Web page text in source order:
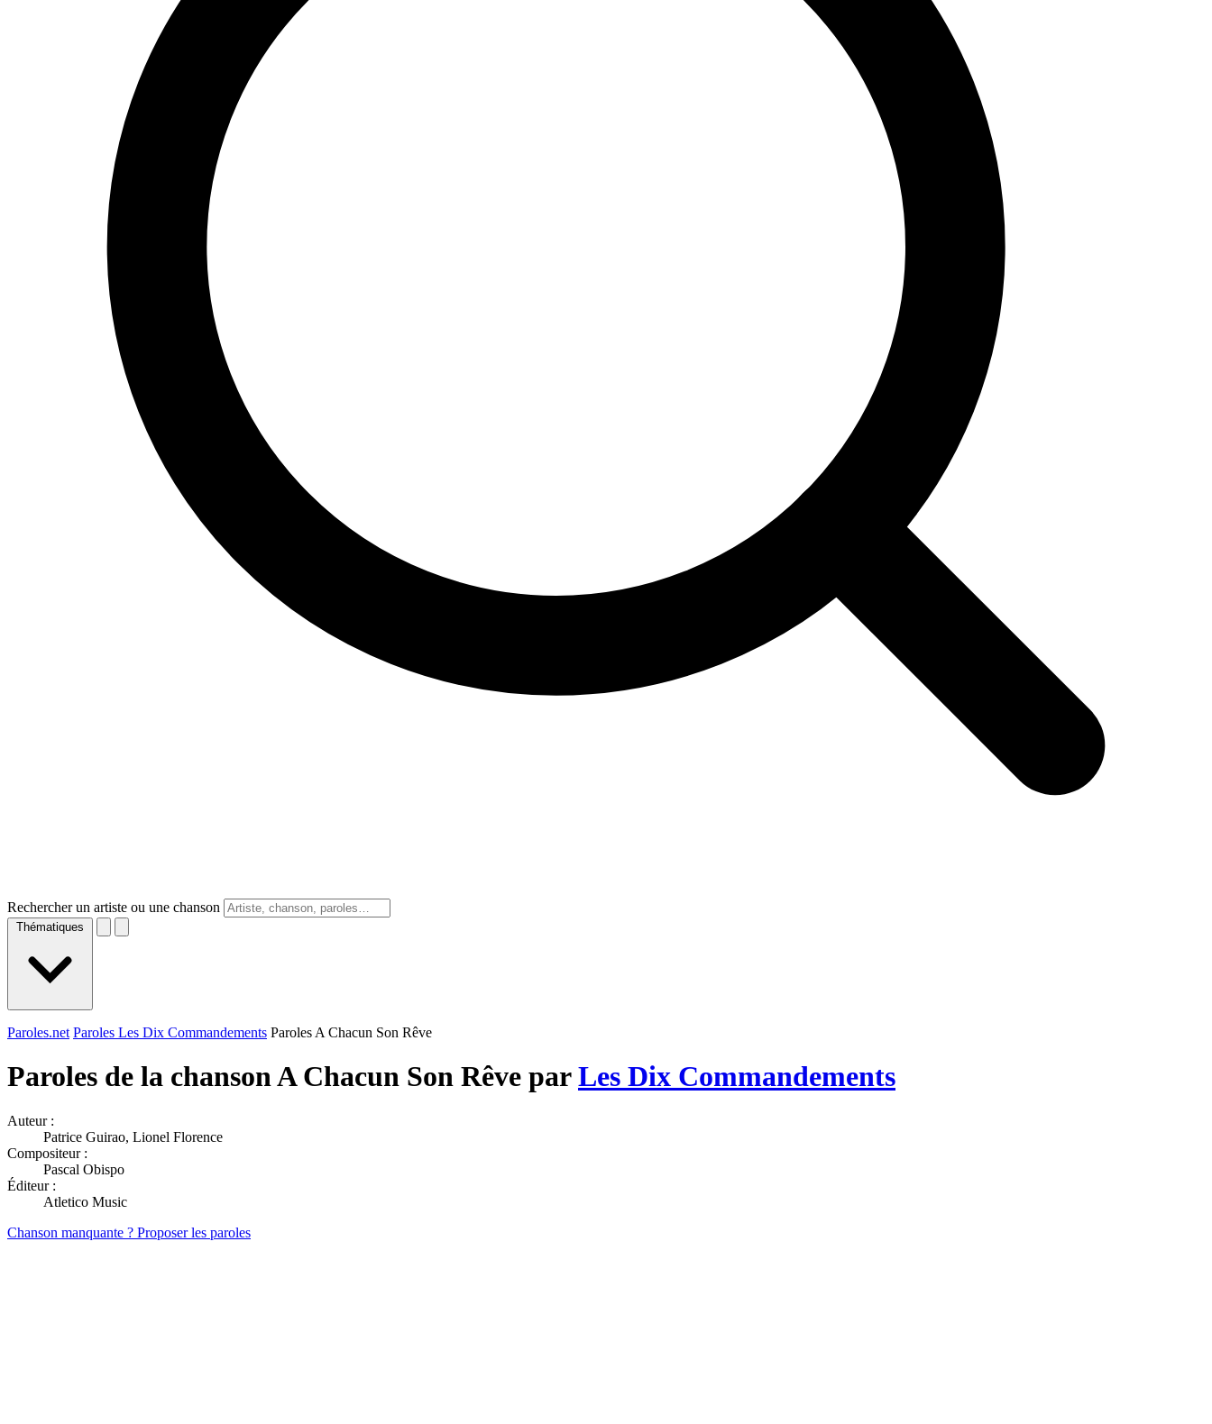
Rechercher un artiste ou une chanson
Thématiques
Paroles.net Paroles Les Dix Commandements Paroles A Chacun Son Rêve
Paroles de la chanson A Chacun Son Rêve parLes Dix Commandements
Auteur :
Patrice Guirao, Lionel Florence
Compositeur :
Pascal Obispo
Éditeur :
Atletico Music
Chanson manquante ? Proposer les paroles